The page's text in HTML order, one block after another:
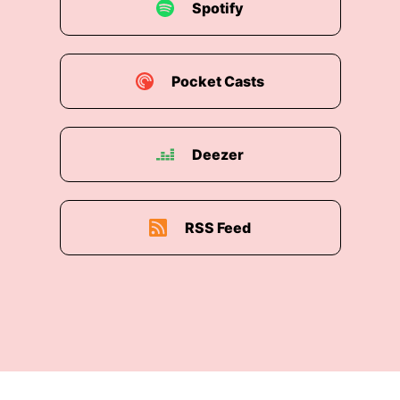
wachsen und stark werden, unabhängig werden
von irgendwelchen externen Finanzierungen,
sondern eben selber Umsatz machen und zum
anderen, damit sie ihren angestrebten Impact,
also ihre Wirkung skalieren können, entkoppelt
von ihrem Input.
00:03:04: Das ist das, wie ich mich, äh, sehe.
Und insofern unterstütze ich indirekt den
ganzen Sektor, die ganze Branche der
Sozialunternehmen dabei, stark zu werden und
endlich ernst genommen zu werden von Politik
Gesellschaft engagieren.“
Spotify
Pocket Casts
Deezer
RSS Feed